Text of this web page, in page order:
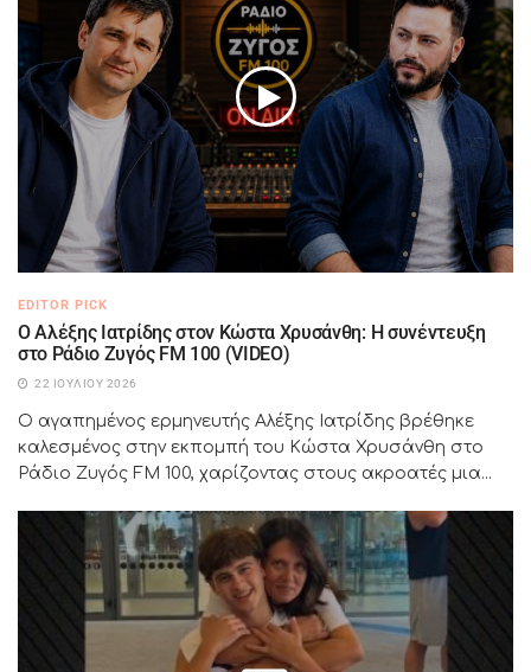
EDITOR PICK
Ο Αλέξης Ιατρίδης στον Κώστα Χρυσάνθη: Η συνέντευξη
στο Ράδιο Ζυγός FM 100 (VIDEO)
22 ΙΟΥΛΊΟΥ 2026
Ο αγαπημένος ερμηνευτής Αλέξης Ιατρίδης βρέθηκε
καλεσμένος στην εκπομπή του Κώστα Χρυσάνθη στο
Ράδιο Ζυγός FM 100, χαρίζοντας στους ακροατές μια...